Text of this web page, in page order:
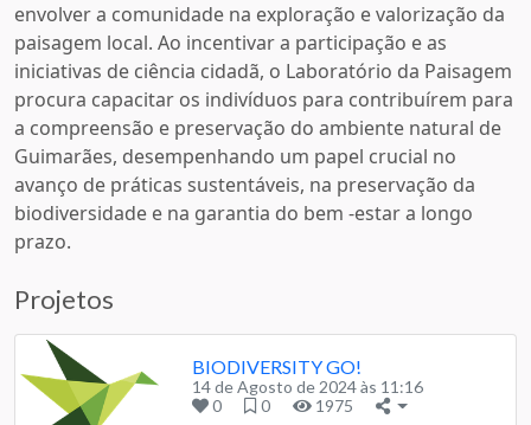
envolver a comunidade na exploração e valorização da
paisagem local. Ao incentivar a participação e as
iniciativas de ciência cidadã, o Laboratório da Paisagem
procura capacitar os indivíduos para contribuírem para
a compreensão e preservação do ambiente natural de
Guimarães, desempenhando um papel crucial no
avanço de práticas sustentáveis, na preservação da
biodiversidade e na garantia do bem -estar a longo
prazo.
Projetos
BIODIVERSITY GO!
14 de Agosto de 2024 às 11:16
0
0 1975